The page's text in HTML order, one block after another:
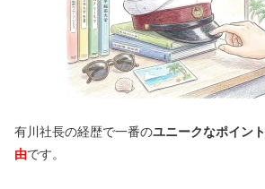
有川社長の経歴で一番のユニークなポイント
由です。